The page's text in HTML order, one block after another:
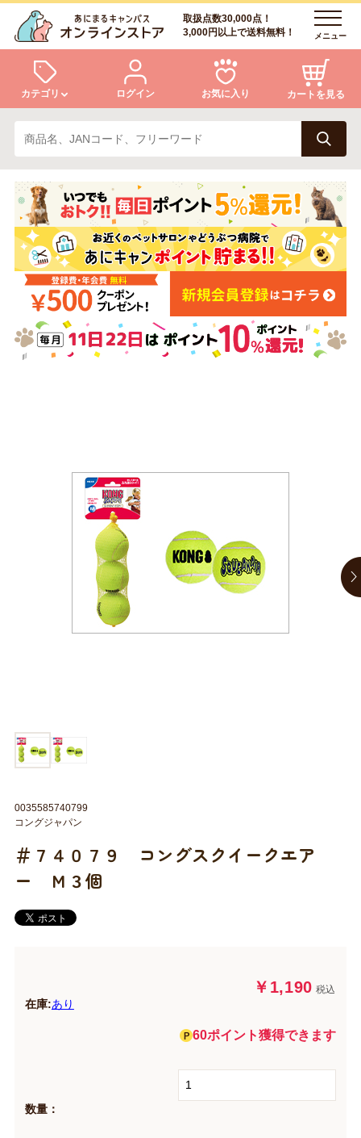
取扱点数30,000点！
3,000円以上で送料無料！
メニュー
カテゴリ
犬 猫
小動物・鳥 アクア・爬虫類・昆虫
ドッグフード キャットフード
美容・ケア用品 服・おさんぽ用品
ログイン お気に入り カートを見る
ログイン
会員登録
あにまるキャンパスについて
アフターサービス
商品リクエスト
＃７４０７９ コングスクイークエア
ー Ｍ３個
￥1,190 税込
在庫:あり
60ポイント獲得できます
数量：
0035585740799
コングジャパン